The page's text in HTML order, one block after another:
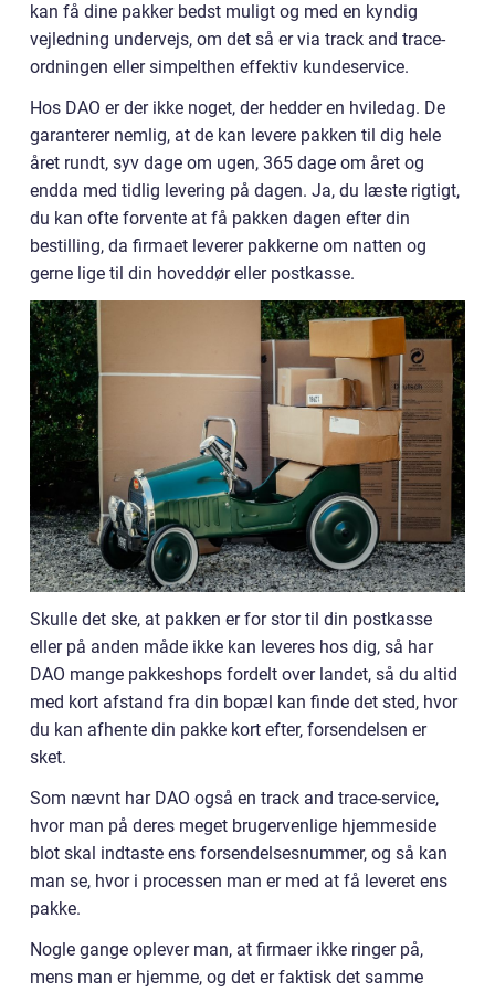
kan få dine pakker bedst muligt og med en kyndig
vejledning undervejs, om det så er via track and trace-
ordningen eller simpelthen effektiv kundeservice.
Hos DAO er der ikke noget, der hedder en hviledag. De
garanterer nemlig, at de kan levere pakken til dig hele
året rundt, syv dage om ugen, 365 dage om året og
endda med tidlig levering på dagen. Ja, du læste rigtigt,
du kan ofte forvente at få pakken dagen efter din
bestilling, da firmaet leverer pakkerne om natten og
gerne lige til din hoveddør eller postkasse.
Skulle det ske, at pakken er for stor til din postkasse
eller på anden måde ikke kan leveres hos dig, så har
DAO mange pakkeshops fordelt over landet, så du altid
med kort afstand fra din bopæl kan finde det sted, hvor
du kan afhente din pakke kort efter, forsendelsen er
sket.
Som nævnt har DAO også en track and trace-service,
hvor man på deres meget brugervenlige hjemmeside
blot skal indtaste ens forsendelsesnummer, og så kan
man se, hvor i processen man er med at få leveret ens
pakke.
Nogle gange oplever man, at firmaer ikke ringer på,
mens man er hjemme, og det er faktisk det samme